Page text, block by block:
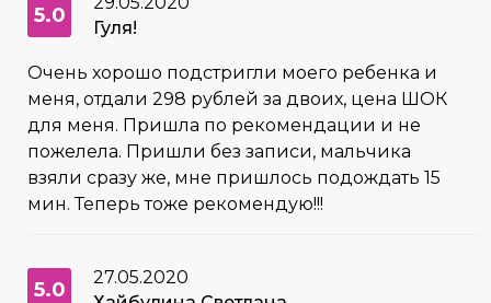
5.0
Гуля!
Очень хорошо подстригли моего ребенка и
меня, отдали 298 рублей за двоих, цена ШОК
для меня. Пришла по рекомендации и не
пожелела. Пришли без записи, мальчика
взяли сразу же, мне пришлось подождать 15
мин. Теперь тоже рекомендую!!!
5.0
27.05.2020